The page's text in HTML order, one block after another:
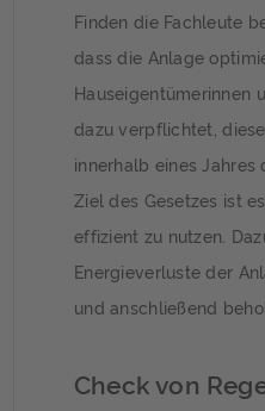
Finden die Fachleute
dass die Anlage
Hauseigentümerinnen
dazu verpflichtet,
innerhalb eines Jahres
Ziel des Gesetzes ist
effizient zu nutzen.
Energieverluste der
und anschließend
Check von